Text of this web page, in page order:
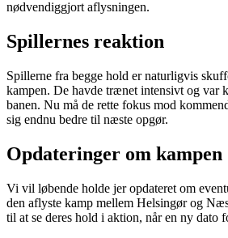
nødvendiggjort aflysningen.
Spillernes reaktion
Spillerne fra begge hold er naturligvis
kampen. De havde trænet intensivt og var
banen. Nu må de rette fokus mod
sig endnu bedre til næste opgør.
Opdateringer om kampen
Vi vil løbende holde jer opdateret om
den aflyste kamp mellem Helsingør og
til at se deres hold i aktion, når en ny dato